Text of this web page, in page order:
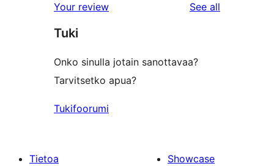
reviews
star
reviews
Your review See all
Tuki
Onko sinulla jotain sanottavaa?
Tarvitsetko apua?
Tukifoorumi
Tietoa
Showcase